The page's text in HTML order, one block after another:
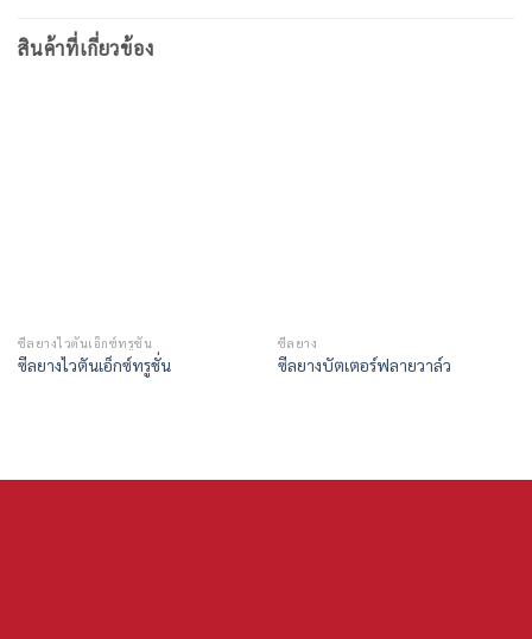
สินค้าที่เกี่ยวข้อง
ซีลยางไวตันเอ็กซ์ทรูชั่น
ซีลยางไวตันเอ็กซ์ทรูชั่น
ซีลยาง
ซีลยางบัตเตอร์ฟลายวาล์ว